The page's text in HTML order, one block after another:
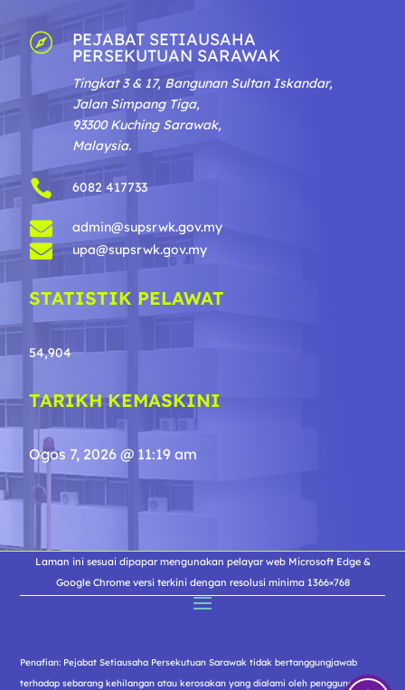
 PEJABAT SETIAUSAHA
PERSEKUTUAN SARAWAK
Tingkat 3 & 17, Bangunan Sultan Iskandar,
Jalan Simpang Tiga,
93300 Kuching Sarawak,
Malaysia.
 6082 417733
 admin@supsrwk.gov.my
 upa@supsrwk.gov.my
STATISTIK PELAWAT
54,904
TARIKH KEMASKINI
Ogos 7, 2026 @ 11:19 am
Laman ini sesuai dipapar mengunakan pelayar web Microsoft Edge &
Google Chrome versi terkini dengan resolusi minima 1366×768
Penafian: Pejabat Setiausaha Persekutuan Sarawak tidak bertanggungjawab
terhadap sebarang kehilangan atau kerosakan yang dialami oleh pengguna